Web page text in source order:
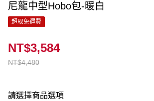
尼龍中型Hobo包-暖白
超取免運費
NT$4,480
NT$3,584
請選擇商品選項